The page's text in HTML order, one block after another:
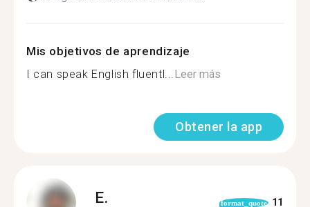
Mis objetivos de aprendizaje
I can speak English fluentl... Leer más
Obtener la app
E. format_quote 11